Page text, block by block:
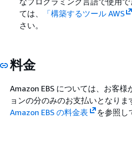
ては、
「構築するツール AWS
さい。
料金
Amazon EBS については、お客様
ョンの分のみのお支払いとなりま
Amazon EBS の料金表
を参照し